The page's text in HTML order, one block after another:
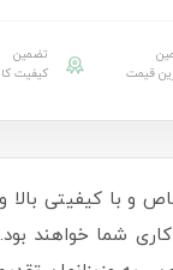
قیمت
تضمین
کیفیت
و با کیفیتی
شما خواهند